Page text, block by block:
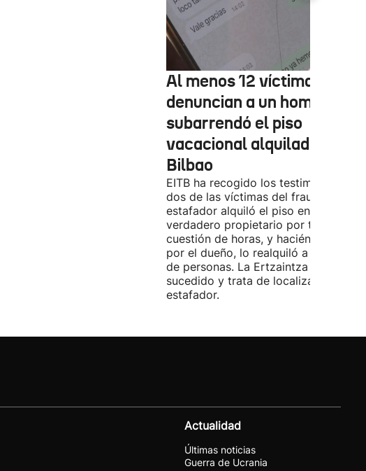
Al menos 12 víctimas
denuncian a un hombre
subarrendó el piso
vacacional alquilado en
Bilbao
EITB ha recogido los testimonios de
dos de las víctimas del fraude. El
estafador alquiló el piso en Airbnb a
verdadero propietario por tres días.
cuestión de horas, y haciéndose
por el dueño, lo realquiló a una
de personas. La Ertzaintza investiga
sucedido y trata de localizar al
estafador.
Actualidad
Últimas noticias
Guerra de Ucrania